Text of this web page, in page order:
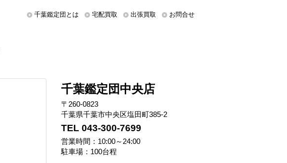
千葉鑑定団とは 宅配買取 出張買取 お問合せ
千葉鑑定団中央店
〒260-0823
千葉県千葉市中央区塩田町385-2
TEL 043-300-7699
営業時間：10:00～24:00
駐車場：100台程